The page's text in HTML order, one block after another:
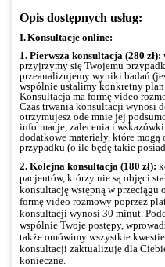
Opis dostępnych usług:
I.Konsultacje online:
1. Pierwsza konsultacja (280 zł):
przyjrzymy się Twojemu
przeanalizujemy wyniki badań
wspólnie ustalimy konkretny
Konsultacja ma formę video
Czas trwania konsultacji wynosi
otrzymujesz ode mnie jej
informacje, zalecenia i
dodatkowe materiały, które
przypadku (o ile będę takie
2. Kolejna konsultacja (180 zł):
pacjentów, którzy nie są objęci
konsultację wstępną w przeciągu
formę video rozmowy poprzez
konsultacji wynosi 30 minut.
wspólnie Twoje postępy,
także omówimy wszystkie
konsultacji zaktualizuję dla
konieczne.